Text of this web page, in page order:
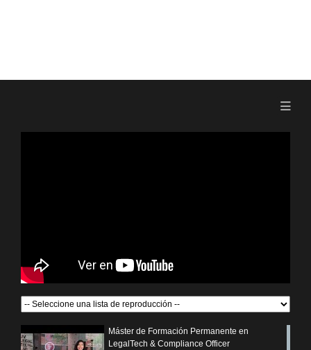
Máster de Formación Permanente en
LegalTech & Compliance Officer